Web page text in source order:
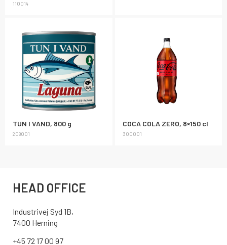
110014
TUN I VAND, 800 g
208001
COCA COLA ZERO, 8×150 cl
300001
HEAD OFFICE
Industrivej Syd 1B,
7400 Herning
+45 72 17 00 97